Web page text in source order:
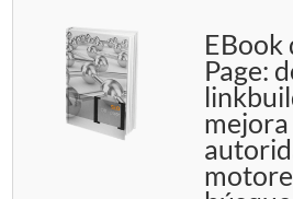
EBook
Page: